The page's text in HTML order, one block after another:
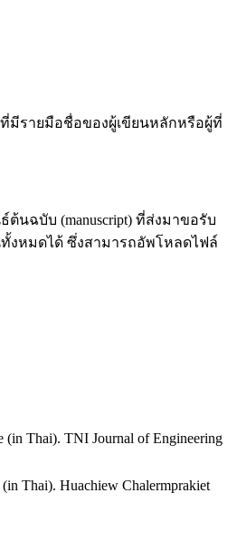
มีรายมือชื่อของผู้เขียนหลักหรือผู้ที่
นฉบับ (manuscript) ที่ส่งมาขอรับ
ทั้งหมดได้ ซึ่งสามารถอัพโหลดไฟล์
(in Thai). TNI Journal of Engineering
Thai). Huachiew Chalermprakiet